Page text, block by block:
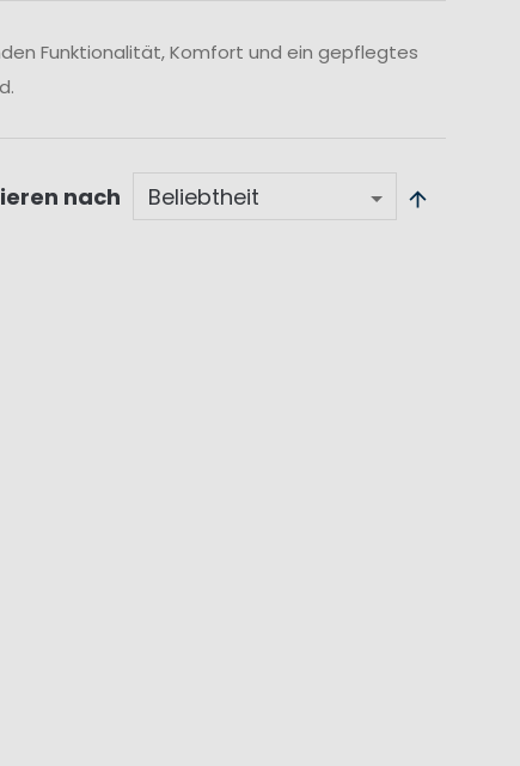
Funktionalität, Komfort und ein gepflegtes
nach